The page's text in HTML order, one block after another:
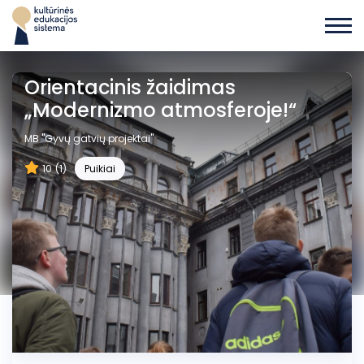
Orientacinis žaidimas
„Modernizmo atmosferoje!“
MB "Gyvų gatvių projektai"
10 (1) Puikiai